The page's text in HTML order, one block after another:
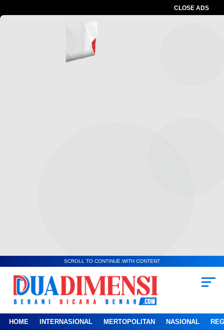
CLOSE ADS
SCROLL TO CONTINUE WITH CONTENT
HOME INTERNASIONAL MERTOPOLITAN NASIONAL